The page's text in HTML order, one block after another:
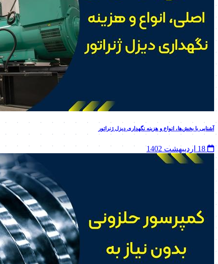
آشنایی با بخش‌ها، انواع و هزینه نگهداری دیزل ژنراتور